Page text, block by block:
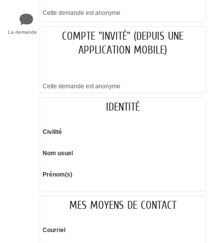
La demande
Cette demande est anonyme
COMPTE "INVITÉ" (DEPUIS UNE
APPLICATION MOBILE)
Cette demande est anonyme
IDENTITÉ
Civilité
Nom usuel
Prénom(s)
MES MOYENS DE CONTACT
Courriel